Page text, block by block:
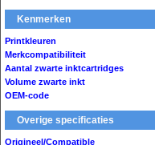
Kenmerken
Printkleuren
Merkcompatibiliteit
Aantal zwarte inktcartridges
Volume zwarte inkt
OEM-code
Overige specificaties
Origineel/Compatible